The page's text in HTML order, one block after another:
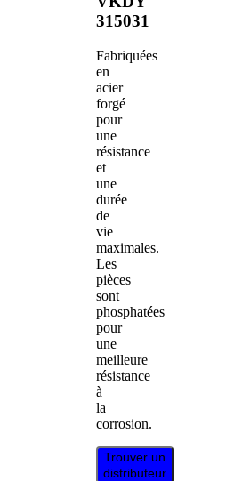
315031
Fabriquées
en
acier
forgé
pour
une
résistance
et
une
durée
de
vie
maximales.
Les
pièces
sont
phosphatées
pour
une
meilleure
résistance
à
la
corrosion.
Trouver un
distributeur